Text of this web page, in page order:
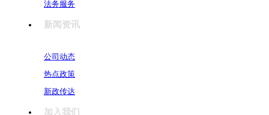
法务服务
新闻资讯
公司动态
热点政策
新政传达
加入我们